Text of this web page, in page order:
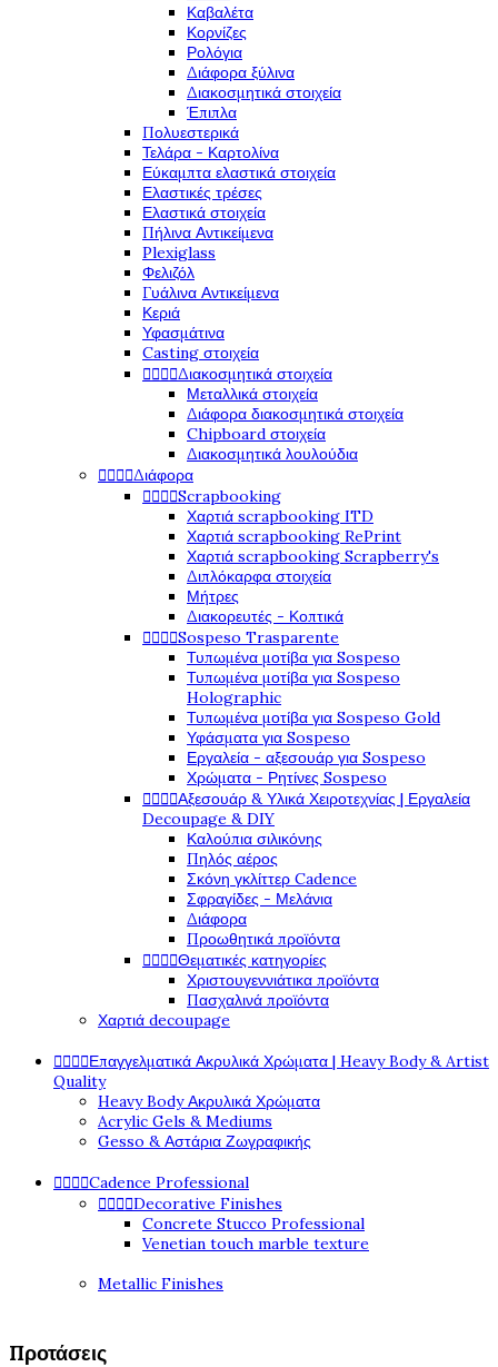
Καβαλέτα
Κορνίζες
Ρολόγια
Διάφορα ξύλινα
Διακοσμητικά στοιχεία
Έπιπλα
Πολυεστερικά
Τελάρα - Καρτολίνα
Εύκαμπτα ελαστικά στοιχεία
Ελαστικές τρέσες
Ελαστικά στοιχεία
Πήλινα Αντικείμενα
Plexiglass
Φελιζόλ
Γυάλινα Αντικείμενα
Κεριά
Υφασμάτινα
Casting στοιχεία
Διακοσμητικά στοιχεία
Μεταλλικά στοιχεία
Διάφορα διακοσμητικά στοιχεία
Chipboard στοιχεία
Διακοσμητικά λουλούδια
Διάφορα
Scrapbooking
Χαρτιά scrapbooking ITD
Χαρτιά scrapbooking RePrint
Χαρτιά scrapbooking Scrapberry's
Διπλόκαρφα στοιχεία
Μήτρες
Διακορευτές - Κοπτικά
Sospeso Trasparente
Τυπωμένα μοτίβα για Sospeso
Τυπωμένα μοτίβα για Sospeso
Holographic
Τυπωμένα μοτίβα για Sospeso Gold
Υφάσματα για Sospeso
Εργαλεία - αξεσουάρ για Sospeso
Χρώματα - Ρητίνες Sospeso
Αξεσουάρ & Υλικά Χειροτεχνίας | Εργαλεία
Decoupage & DIY
Καλούπια σιλικόνης
Πηλός αέρος
Σκόνη γκλίττερ Cadence
Σφραγίδες - Μελάνια
Διάφορα
Προωθητικά προϊόντα
Θεματικές κατηγορίες
Χριστουγεννιάτικα προϊόντα
Πασχαλινά προϊόντα
Χαρτιά decoupage
Επαγγελματικά Ακρυλικά Χρώματα | Heavy Body & Artist
Quality
Heavy Body Ακρυλικά Χρώματα
Acrylic Gels & Mediums
Gesso & Αστάρια Ζωγραφικής
Cadence Professional
Decorative Finishes
Concrete Stucco Professional
Venetian touch marble texture
Metallic Finishes
Προτάσεις